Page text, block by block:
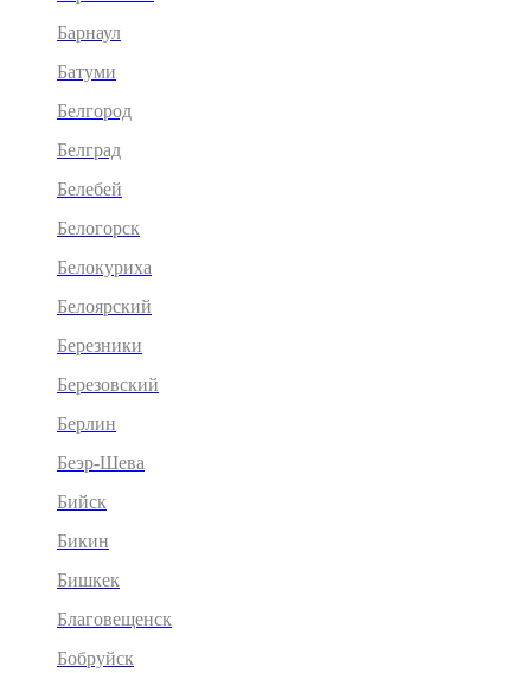
Барнаул
Батуми
Белгород
Белград
Белебей
Белогорск
Белокуриха
Белоярский
Березники
Березовский
Берлин
Беэр-Шева
Бийск
Бикин
Бишкек
Благовещенск
Бобруйск